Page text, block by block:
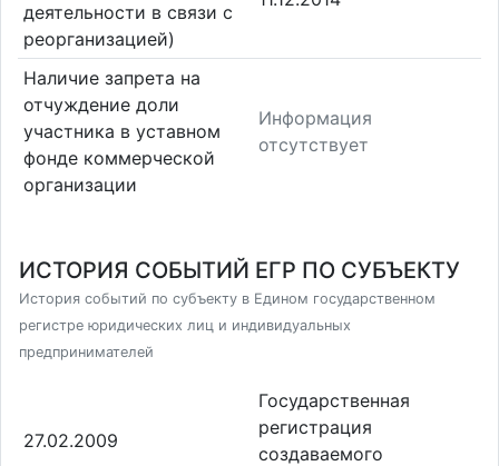
деятельности в связи с
реорганизацией)
Наличие запрета на
отчуждение доли
участника в уставном
фонде коммерческой
организации
Информация
отсутствует
ИСТОРИЯ СОБЫТИЙ ЕГР ПО СУБЪЕКТУ
История событий по субъекту в Едином государственном
регистре юридических лиц и индивидуальных
предпринимателей
27.02.2009
Государственная
регистрация
создаваемого